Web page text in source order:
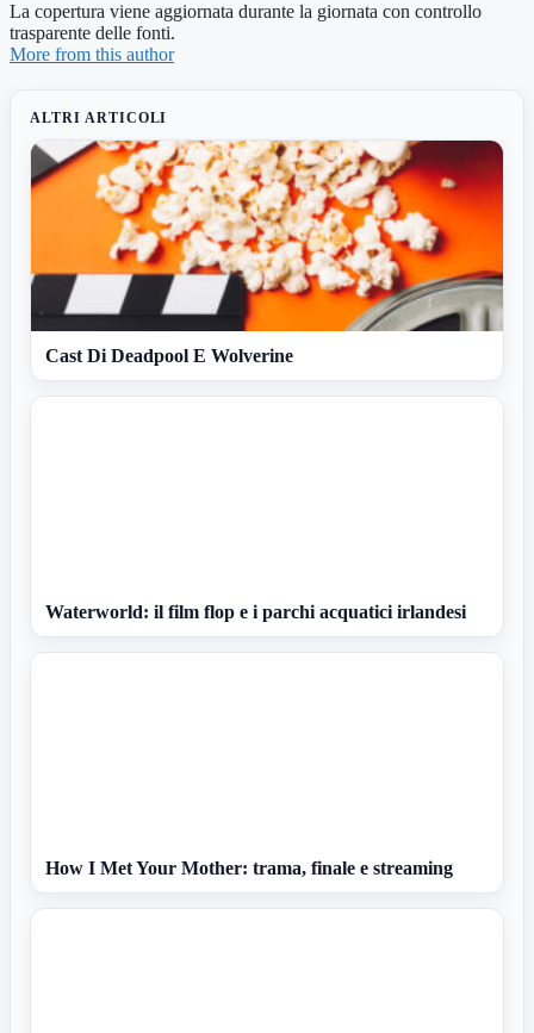
La copertura viene aggiornata durante la giornata con controllo
trasparente delle fonti.
More from this author
ALTRI ARTICOLI
Cast Di Deadpool E Wolverine
Waterworld: il film flop e i parchi acquatici irlandesi
How I Met Your Mother: trama, finale e streaming